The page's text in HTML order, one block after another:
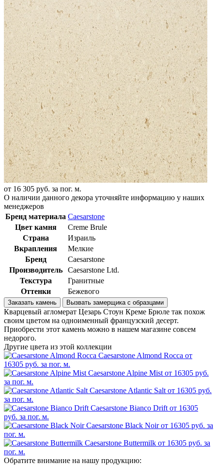
от 16 305 руб. за пог. м.
О наличии данного декора уточняйте информацию у наших
менеджеров
Бренд материала Caesarstone
Цвет камня
Creme Brule
Страна
Израиль
Вкрапления
Мелкие
Бренд
Caesarstone
Производитель
Caesarstone Ltd.
Текстура
Гранитные
Оттенки
Бежевого
Заказать камень Вызвать замерщика с образцами
Кварцевый агломерат Цезарь Стоун Креме Брюле так похож
своим цветом на одноименный французский десерт.
Приобрести этот камень можно в нашем магазине совсем
недорого.
Другие цвета из этой коллекции
Caesarstone Almond Rocca от
16305 руб. за пог. м.
Caesarstone Alpine Mist от 16305 руб.
за пог. м.
Caesarstone Atlantic Salt от 16305 руб.
за пог. м.
Caesarstone Bianco Drift от 16305
руб. за пог. м.
Caesarstone Black Noir от 16305 руб. за
пог. м.
Caesarstone Buttermilk от 16305 руб. за
пог. м.
Обратите внимание на нашу продукцию: